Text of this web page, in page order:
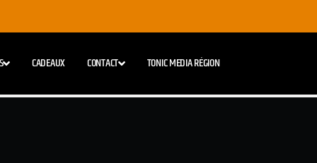
CADEAUX CONTACT TONIC MEDIA RÉGION